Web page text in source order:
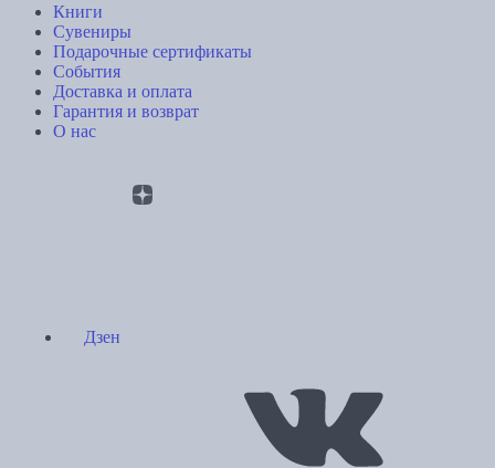
Книги
Сувениры
Подарочные сертификаты
События
Доставка и оплата
Гарантия и возврат
О нас
Дзен